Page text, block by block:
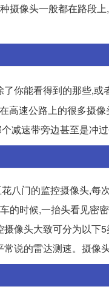
摄像头一般都在路段
了你能看得到的那些,
高速公路上的很多摄
减速带旁边甚至是冲过
八门的监控摄像头,每
的时候,一抬头看见密
像头大致可分为以下
说的雷达测速。摄像